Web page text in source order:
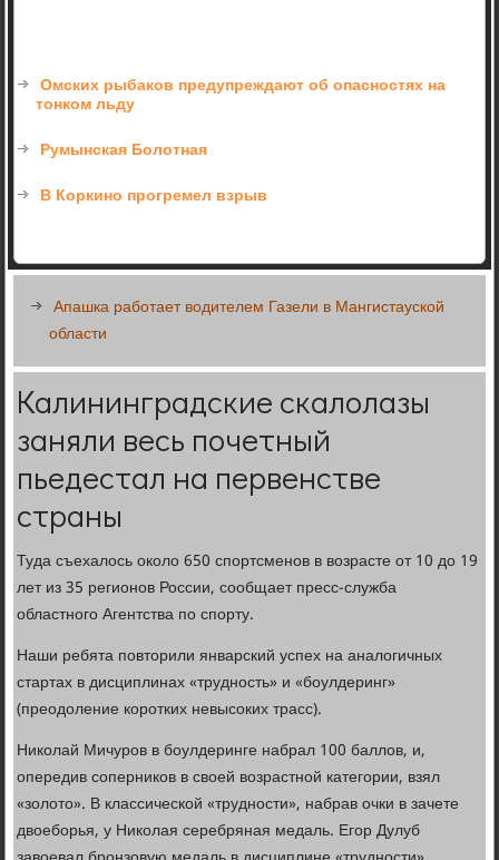
Омских рыбаков предупреждают об опасностях на
тонком льду
Румынская Болотная
В Коркино прогремел взрыв
Апашка работает водителем Газели в Мангистауской
области
Калининградские скалолазы
заняли весь почетный
пьедестал на первенстве
страны
Туда съехалось около 650 спортсменов в возрасте от 10 до 19
лет из 35 регионов России, сообщает пресс-служба
областного Агентства по спорту.
Наши ребята повторили январский успех на аналогичных
стартах в дисциплинах «трудность» и «боулдеринг»
(преодоление коротких невысоких трасс).
Николай Мичуров в боулдеринге набрал 100 баллов, и,
опередив соперников в своей возрастной категории, взял
«золото». В классической «трудности», набрав очки в зачете
двоеборья, у Николая серебряная медаль. Егор Дулуб